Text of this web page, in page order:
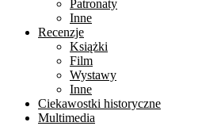
Patronaty
Inne
Recenzje
Książki
Film
Wystawy
Inne
Ciekawostki historyczne
Multimedia